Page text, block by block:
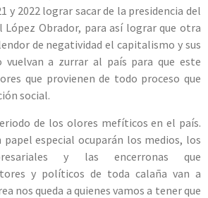
y 2022 lograr sacar de la presidencia del
López Obrador, para así lograr que otra
de negatividad el capitalismo y sus
vuelvan a zurrar al país para que este
que provienen de todo proceso que
social.
de los olores mefíticos en el país.
especial ocuparán los medios, los
y las encerronas que
y políticos de toda calaña van a
nos queda a quienes vamos a tener que